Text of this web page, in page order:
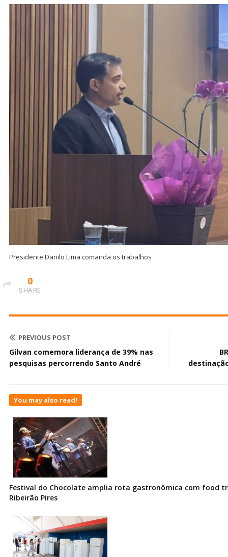
Presidente Danilo Lima comanda os trabalhos
0
SHARE
PREVIOUS POST
Gilvan comemora liderança de 39% nas
pesquisas percorrendo Santo André
You may also read!
Festival do Chocolate amplia rota gastronômica com food
Ribeirão Pires